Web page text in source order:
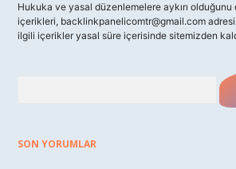
Hukuka ve yasal düzenlemelere aykırı olduğunu
içerikleri, backlinkpanelicomtr@gmail.com
ilgili içerikler yasal süre içerisinde sitemizden
SON YORUMLAR